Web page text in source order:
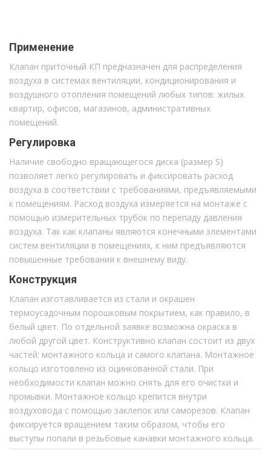
Применение
Клапан приточный КП предназначен для распределения
воздуха в системах вентиляции, кондиционирования и
воздушного отопления помещений любых типов: жилых
квартир, офисов, магазинов, административных
помещений.
Регулировка
Наличие свободно вращающегося диска (размер S)
позволяет легко регулировать и фиксировать расход
воздуха в соответствии с требованиями, предъявляемыми
к помещениям. Расход воздуха измеряется на монтаже с
помощью измерительных трубок по перепаду давления
воздуха. Так как клапаны являются конечными элементами
систем вентиляции в помещениях, к ним предъявляются
повышенные требования к внешнему виду.
Конструкция
Клапан изготавливается из стали и окрашен
термоусадочным порошковым покрытием, как правило, в
белый цвет. По отдельной заявке возможна окраска в
любой другой цвет. Конструктивно клапан состоит из двух
частей: монтажного кольца и самого клапана. Монтажное
кольцо изготовлено из оцинкованной стали. При
необходимости клапан можно снять для его очистки и
промывки. Монтажное кольцо крепится внутри
воздуховода с помощью заклепок или саморезов. Клапан
фиксируется вращением таким образом, чтобы его
выступы попали в резьбовые канавки монтажного кольца.